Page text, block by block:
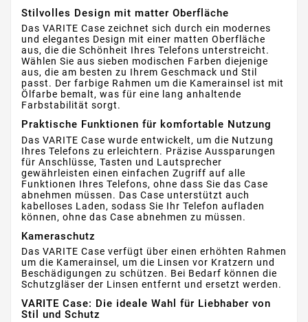
Stilvolles Design mit matter Oberfläche
Das VARITE Case zeichnet sich durch ein modernes
und elegantes Design mit einer matten Oberfläche
aus, die die Schönheit Ihres Telefons unterstreicht.
Wählen Sie aus sieben modischen Farben diejenige
aus, die am besten zu Ihrem Geschmack und Stil
passt. Der farbige Rahmen um die Kamerainsel ist mit
Ölfarbe bemalt, was für eine lang anhaltende
Farbstabilität sorgt.
Praktische Funktionen für komfortable Nutzung
Das VARITE Case wurde entwickelt, um die Nutzung
Ihres Telefons zu erleichtern. Präzise Aussparungen
für Anschlüsse, Tasten und Lautsprecher
gewährleisten einen einfachen Zugriff auf alle
Funktionen Ihres Telefons, ohne dass Sie das Case
abnehmen müssen. Das Case unterstützt auch
kabelloses Laden, sodass Sie Ihr Telefon aufladen
können, ohne das Case abnehmen zu müssen.
Kameraschutz
Das VARITE Case verfügt über einen erhöhten Rahmen
um die Kamerainsel, um die Linsen vor Kratzern und
Beschädigungen zu schützen. Bei Bedarf können die
Schutzgläser der Linsen entfernt und ersetzt werden.
VARITE Case: Die ideale Wahl für Liebhaber von
Stil und Schutz